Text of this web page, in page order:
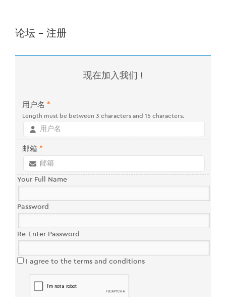
论坛 - 注册
现在加入我们 !
用户名 *
Length must be between 3 characters and 15 characters.
邮箱 *
Your Full Name
Password
Re-Enter Password
I agree to the terms and conditions